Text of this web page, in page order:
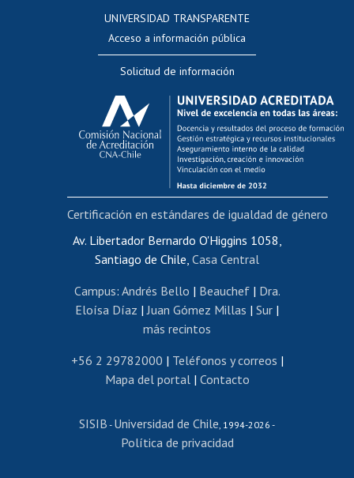
Perfeccionamiento
Editar Portafolio Académico
Evaluación docente
Calificación académica
Postulación al AUCAI
Funcionarias/os
Cursos internos de capacitación
Bienestar del personal
Portal de movilidad interna
Certificado de renta
Certificado de renta honorarios
Editar páginas blancas
Extranjeras/os
Revalidación y reconocimiento de títulos
Postulación al Programa de Movilidad Estudiantil
Cursos de español
UNIVERSIDAD TRANSPARENTE
Acceso a información pública
Solicitud de información
Av. Libertador Bernardo O'Higgins 1058,
Santiago de Chile, Casa Central
Campus: Andrés Bello | Beauchef| Dra.
Eloísa Díaz | Juan Gómez Millas | Sur |
más recintos
+56 2 29782000 | Teléfonos y correos |
Mapa del portal| Contacto
SISIB - Universidad de Chile , 1994-2026 -
Política de privacidad
Certificación en estándares de igualdad de género